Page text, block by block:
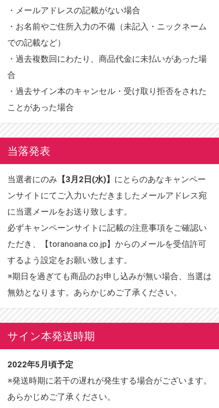
・メールアドレスの記載がない場合
・お名前やご住所入力の不備（未記入・ニックネーム
での記載など）
・過去複数回にわたり、商品代金に未払いがあった場
合
・過去サイン本のキャンセル・受け取り拒否をされた
ことがあった場合
当落発表
当選者にのみ 【3月2日(水)】 にとらのあなキャンペー
ンサイトにてご入力いただきましたメールアドレス宛
に当選メールをお送り致します。
必ずキャンペーンサイトに記載の注意事項をご確認い
ただき、【toranoana.co.jp】からのメールを受信許可
するよう設定をお願い致します。
※期日を過ぎても商品のお申し込みが無い場合、当選は
無効となります。あらかじめご了承ください。
サイン本発送時期
2022年5月頃予定
※発送時期に若干の遅れが発生する場合がございます。
あらかじめご了承ください。